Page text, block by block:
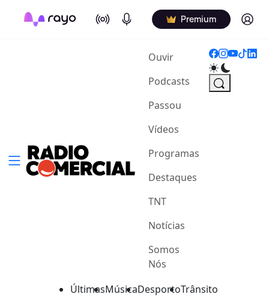
On Air Podcasts Premium Log in
Ouvir(current)
Podcasts
Passou
Vídeos
Programas
Destaques
TNT
Notícias
Somos
Nós
ÚltimasMúsicaDesportoTrânsito